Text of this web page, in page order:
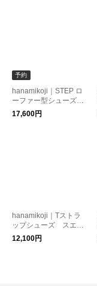
予約
hanamikoji｜STEP ロ
ーファー型シューズ |
ブラック|程よい高さ
のあるタイプ|タッセ
17,600円
hanamikoji｜Tストラ
ップシューズ スエー
ドブラウン 靴 シュ
ーズ
12,100円